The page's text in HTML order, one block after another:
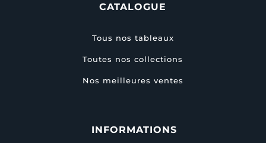
CATALOGUE
Tous nos tableaux
Toutes nos collections
Nos meilleures ventes
INFORMATIONS